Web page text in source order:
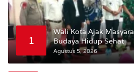
1
Wali Kota Ajak
Budaya Hidup Sehat
Agustus 5, 2026